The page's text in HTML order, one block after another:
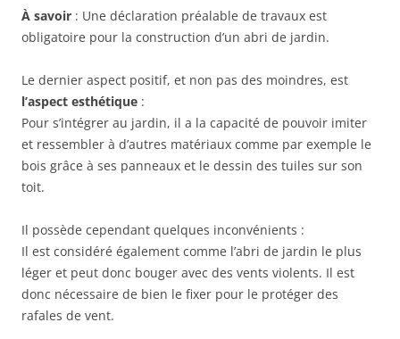
À savoir : Une déclaration préalable de travaux est
obligatoire pour la construction d’un abri de jardin.
Le dernier aspect positif, et non pas des moindres, est
l’aspect esthétique :
Pour s’intégrer au jardin, il a la capacité de pouvoir imiter
et ressembler à d’autres matériaux comme par exemple le
bois grâce à ses panneaux et le dessin des tuiles sur son
toit.
Il possède cependant quelques inconvénients :
Il est considéré également comme l’abri de jardin le plus
léger et peut donc bouger avec des vents violents. Il est
donc nécessaire de bien le fixer pour le protéger des
rafales de vent.